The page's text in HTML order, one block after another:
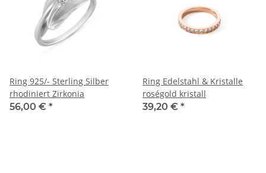
Ring 925/- Sterling Silber
rhodiniert Zirkonia
56,00 € *
Ring Edelstahl & Kristalle
roségold kristall
39,20 € *